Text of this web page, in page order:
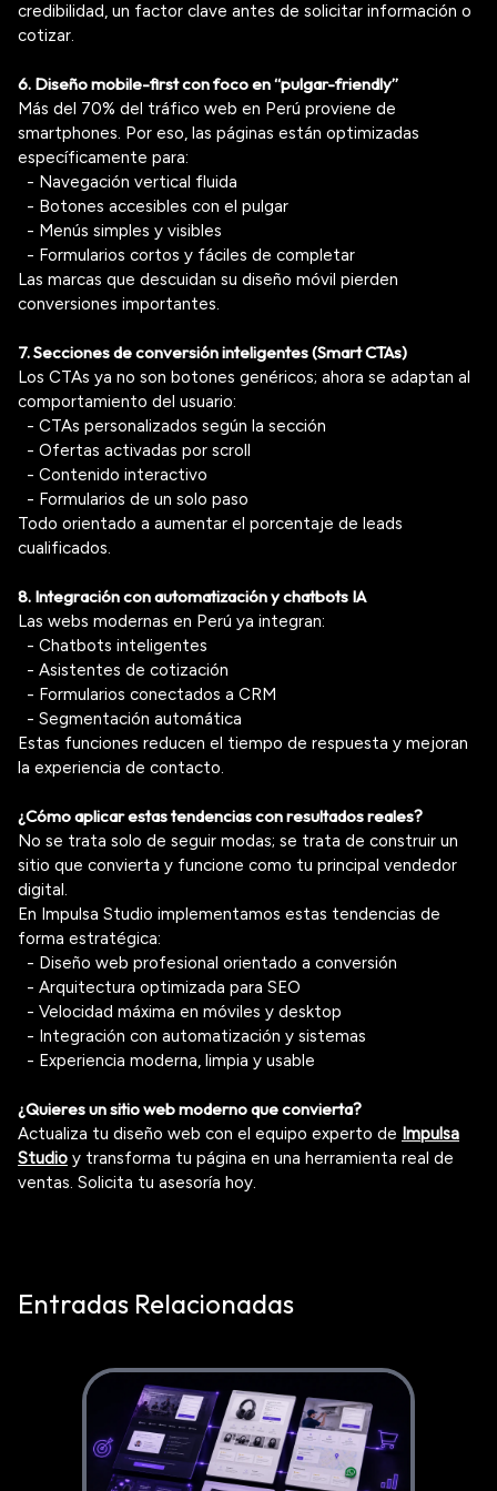
credibilidad, un factor clave antes de solicitar información o
cotizar.
6. Diseñomobile-firstcon foco en “pulgar-friendly”
Más del 70% del tráfico web en Perú proviene de
smartphones. Por eso, las páginas están optimizadas
específicamente para:
- Navegación vertical fluida
- Botones accesibles con el pulgar
- Menús simples y visibles
- Formularios cortos y fáciles de completar
Las marcas que descuidan su diseño móvil pierden
conversiones importantes.
7. Secciones de conversión inteligentes (SmartCTAs)
Los CTAs ya no son botones genéricos; ahora se adaptan al
comportamiento del usuario:
- CTAs personalizados según la sección
- Ofertas activadas por scroll
- Contenido interactivo
- Formularios de un solo paso
Todo orientado a aumentar el porcentaje de leads
cualificados.
8. Integración con automatización ychatbots IA
Las webs modernas en Perú ya integran:
- Chatbots inteligentes
- Asistentes de cotización
- Formularios conectados a CRM
- Segmentación automática
Estas funciones reducen el tiempo de respuesta y mejoran
la experiencia de contacto.
¿Cómo aplicar estas tendencias con resultados reales?
No se trata solo de seguir modas; se trata de construir un
sitio que convierta y funcione como tu principal vendedor
digital.
En Impulsa Studio implementamos estas tendencias de
forma estratégica:
- Diseño web profesional orientado a conversión
- Arquitectura optimizada para SEO
- Velocidad máxima en móviles y desktop
- Integración con automatización y sistemas
- Experiencia moderna, limpia y usable
¿Quieres un sitio web moderno que convierta?
Actualiza tu diseño web con el equipo experto de Impulsa
Studio y transforma tu página en una herramienta real de
ventas. Solicita tu asesoría hoy.
Entradas Relacionadas